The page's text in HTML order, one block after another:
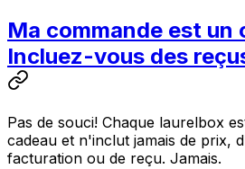
Ma commande est un
Incluez-vous des
Pas de souci! Chaque laurelbox
cadeau et n'inclut jamais de prix,
facturation ou de reçu. Jamais.